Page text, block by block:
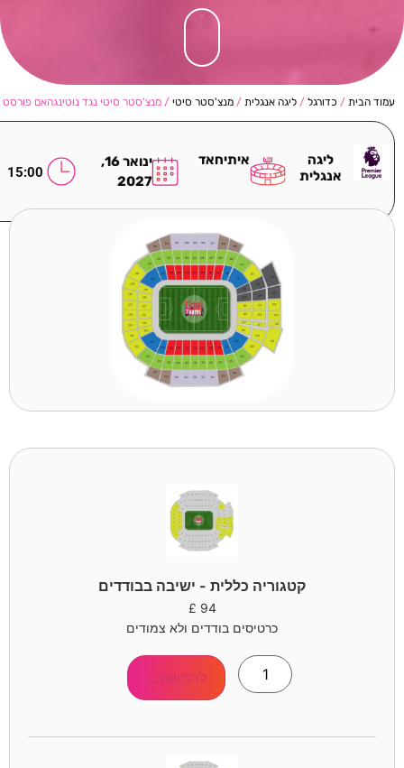
עמוד הבית / כדורגל / ליגה אנגלית / מנצ'סטר סיטי / מנצ'סטר סיטי נגד נוטינגהאם פורסט
ליגה
אנגלית
איתיחאד
ינואר 16,
2027
15:00
קטגוריה כללית - ישיבה בבודדים
94
£
כרטיסים בודדים ולא צמודים
לרכישה >